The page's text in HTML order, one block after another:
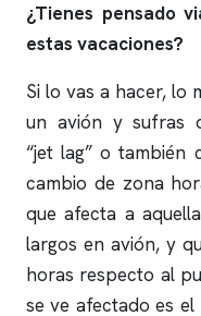
¿Tienes pensado
estas vacaciones?
Si lo vas a hacer, lo
un avión y sufras
“jet lag” o también
cambio de zona
que afecta a
largos en avión, y
horas respecto al
se ve afectado es